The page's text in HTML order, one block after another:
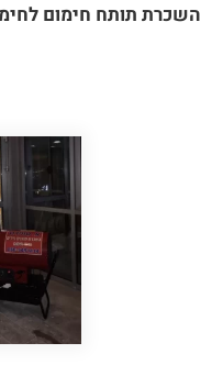
השכרת תותח חימום